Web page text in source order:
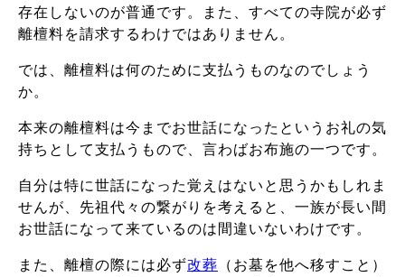
存在しないのが普通です。また、すべての寺院が必ず
離檀料を請求するわけではありません。
では、離檀料は何のために支払うものなのでしょう
か。
本来の離檀料は今までお世話になったというお礼の気
持ちとして支払うもので、言わばお布施の一つです。
自分は特に世話になった覚えはないと思うかもしれま
せんが、先祖代々の繋がりを考えると、一族が長い間
お世話になって来ているのは間違いないわけです。
また、離檀の際には必ず改葬 （お墓を他へ移すこと）